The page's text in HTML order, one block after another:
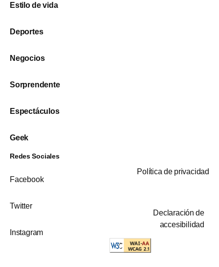
Estilo de vida
Deportes
Negocios
Sorprendente
Espectáculos
Geek
Redes Sociales
Facebook
Twitter
Instagram
Política de privacidad
Declaración de
accesibilidad